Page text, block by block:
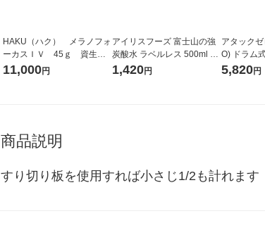
HAKU（ハク） メラノフォ
ーカスＩＶ 45ｇ 資生
堂 おまけ付き
11,000円
アイリスフーズ 富士山の強
炭酸水 ラベルレス 500ml 1
箱（24本入）
1,420円
アタック
O) ドラム
ガジャンボ
5,820円
商品説明
すり切り板を使用すれば小さじ1/2も計れます